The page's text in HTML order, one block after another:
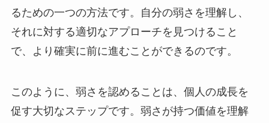
るための一つの方法です。自分の弱さを理解し、
それに対する適切なアプローチを見つけること
で、より確実に前に進むことができるのです。
このように、弱さを認めることは、個人の成長を
促す大切なステップです。弱さが持つ価値を理解